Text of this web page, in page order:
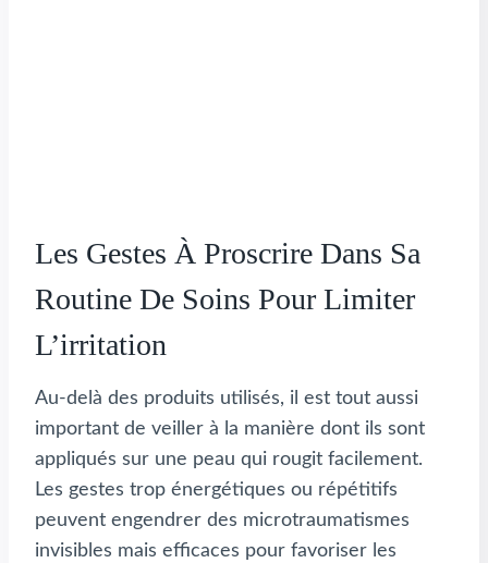
Les Gestes À Proscrire Dans Sa
Routine De Soins Pour Limiter
L’irritation
Au-delà des produits utilisés, il est tout aussi
important de veiller à la manière dont ils sont
appliqués sur une peau qui rougit facilement.
Les gestes trop énergétiques ou répétitifs
peuvent engendrer des microtraumatismes
invisibles mais efficaces pour favoriser les